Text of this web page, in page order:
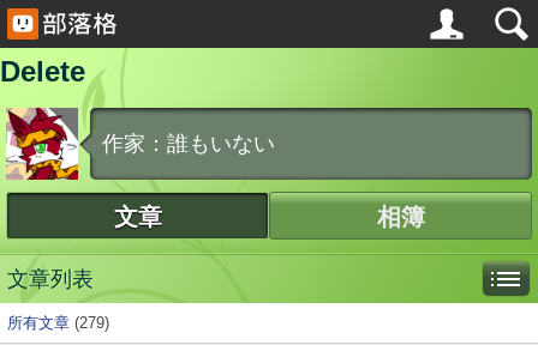
Delete
作家：誰もいない
文章 相簿
文章列表
所有文章 (279)